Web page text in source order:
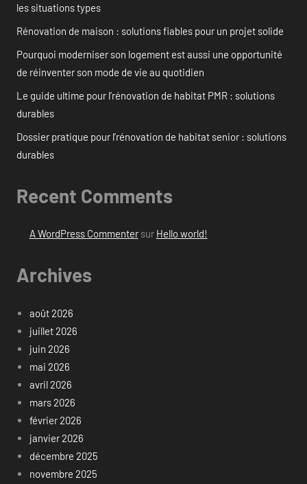
les situations types
Rénovation de maison : solutions fiables pour un projet solide
Pourquoi moderniser son logement est aussi une opportunité
de réinventer son mode de vie au quotidien
Le guide ultime pour l’rénovation de habitat PMR : solutions
durables
Dossier pratique pour l’rénovation de habitat senior : solutions
durables
Recent Comments
A WordPress Commentersur Hello world!
Archives
août 2026
juillet 2026
juin 2026
mai 2026
avril 2026
mars 2026
février 2026
janvier 2026
décembre 2025
novembre 2025